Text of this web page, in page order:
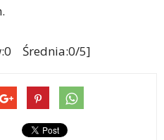
Średnia:0/5]